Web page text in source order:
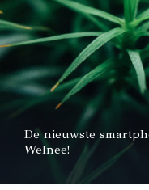
De nieuwste
Welnee!